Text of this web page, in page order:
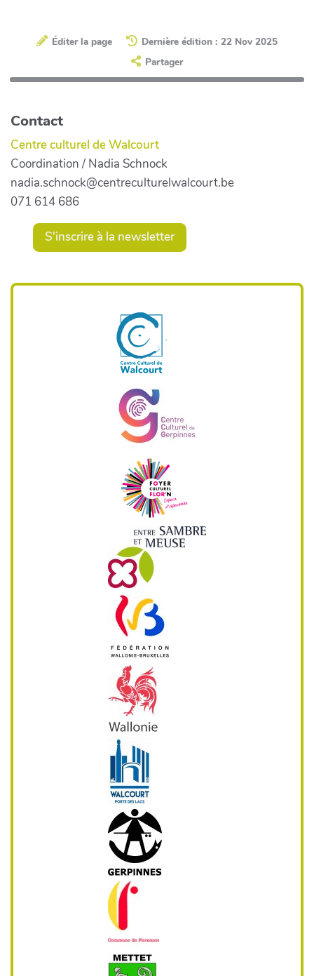
Éditer la page
Dernière édition : 22 Nov 2025
Partager
Contact
Centre culturel de Walcourt
Coordination / Nadia Schnock
nadia.schnock@centreculturelwalcourt.be
071 614 686
S'inscrire à la newsletter